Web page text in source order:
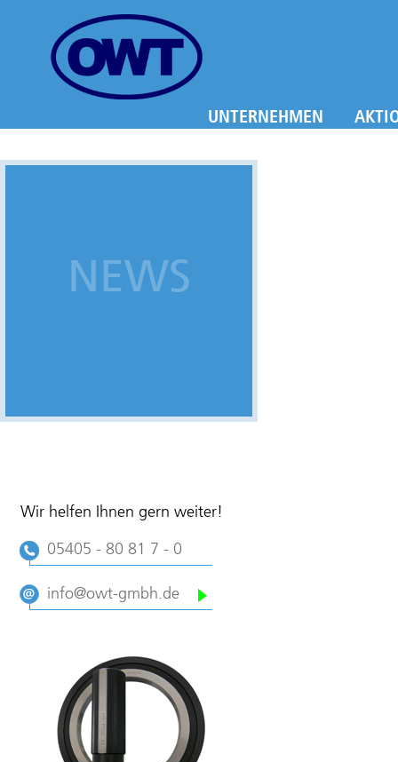
UNTERNEHMEN
NEWS
Wir helfen Ihnen gern weiter!
05405 - 80 81 7 - 0
info@owt-gmbh.de